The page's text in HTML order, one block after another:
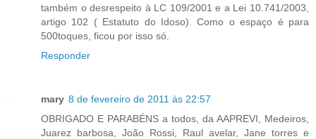
também o desrespeito à LC 109/2001 e a Lei 10.741/2003,
artigo 102 ( Estatuto do Idoso). Como o espaço é para
500toques, ficou por isso só.
Responder
mary 8 de fevereiro de 2011 às 22:57
OBRIGADO E PARABÉNS a todos, da AAPREVI, Medeiros,
Juarez barbosa, João Rossi, Raul avelar, Jane torres e